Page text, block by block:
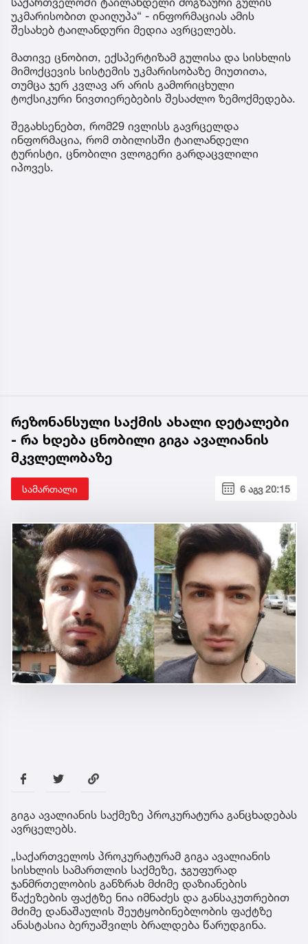
უკმარისობით დაიღუპა“ - ინფორმაციას ამის
შესახებ ტაილანდური მედია ავრცელებს.
მათივე ცნობით, ექსპერტიზამ გულისა და სისხლის
მიმოქცევის სისტემის უკმარისობაზე მიუთითა,
თუმცა ჯერ კვლავ არ არის გამორიცხული
ტოქსიკური ნივთიერებების შესაძლო ზემოქმედება.
შეგახსენებთ, რომ29 ივლისს გავრცელდა
ინფორმაცია, რომ თბილისში ტაილანდელი
ტურისტი, ცნობილი ვლოგერი გარდაცვლილი
იპოვეს.
რეზონანსული საქმის ახალი დეტალები
- რა ხდება ცნობილი გიგა ავალიანის
მკვლელობაზე
სამართალი 6 აგვ 20:15
გიგა ავალიანის საქმეზე პროკურატურა განცხადებას
ავრცელებს.
„საქართველოს პროკურატურამ გიგა ავალიანის
სისხლის სამართლის საქმეზე, ჯგუფურად
ჯანმრთელობის განზრახ მძიმე დაზიანების
წაქეზების ფაქტზე ნია იმნაძეს და განსაკუთრებით
მძიმე დანაშაულის შეუტყობინებლობის ფაქტზე
ანასტასია ბერუაშვილს ბრალდება წარუდგინა.